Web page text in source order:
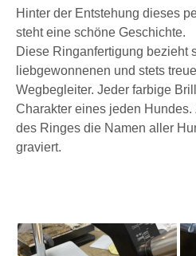
Hinter der Entstehung dieses
steht eine schöne Geschichte.
Diese Ringanfertigung bezieht
liebgewonnenen und stets
Wegbegleiter. Jeder farbige
Charakter eines jeden
des Ringes die Namen aller
graviert.